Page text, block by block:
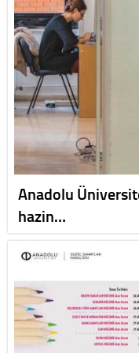
Anadolu
hazin…